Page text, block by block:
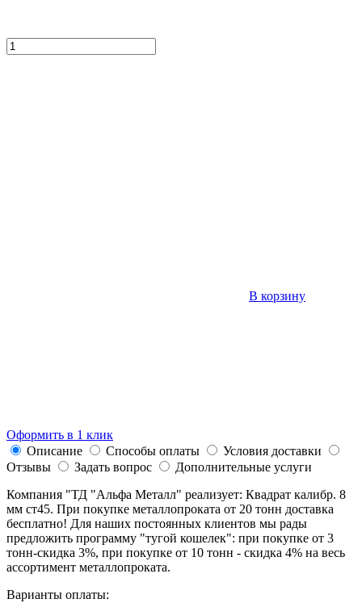
В корзину
Оформить в 1 клик
Описание
Способы оплаты
Условия доставки
Отзывы
Задать вопрос
Дополнительные услуги
Компания "ТД "Альфа Металл" реализует: Квадрат калибр. 8
мм ст45. При покупке металлопроката от 20 тонн доставка
бесплатно! Для наших постоянных клиентов мы рады
предложить программу "тугой кошелек": при покупке от 3
тонн-скидка 3%, при покупке от 10 тонн - скидка 4% на весь
ассортимент металлопроката.
Варианты оплаты: